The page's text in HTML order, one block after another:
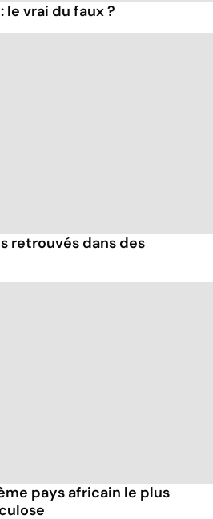
le vrai du faux ?
retrouvés dans des
pays africain le plus